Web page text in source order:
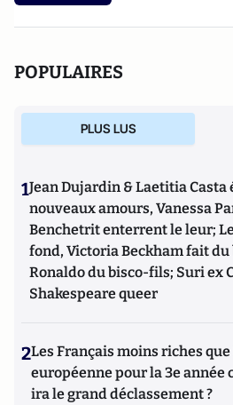
POPULAIRES
PLUS LUS
1Jean Dujardin & Laetitia
nouveaux amours, Vanessa
Benchetrit enterrent le leur;
fond, Victoria Beckham fait
Ronaldo du bisco-fils; Suri ex
Shakespeare queer
2Les Français moins riches
européenne pour la 3e année
ira le grand déclassement ?